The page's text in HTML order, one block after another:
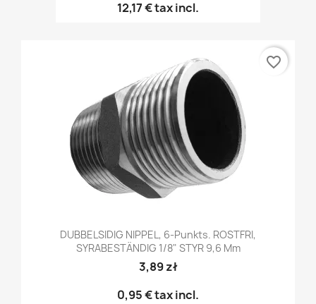
12,17 €tax incl.
DUBBELSIDIG NIPPEL, 6-Punkts. ROSTFRI,
SYRABESTÄNDIG 1/8" STYR 9,6 Mm
3,89 zł
0,95 €tax incl.
favorite_border